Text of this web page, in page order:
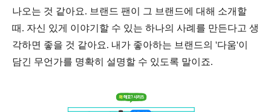
나오는 것 같아요. 브랜드 팬이 그 브랜드에 대해 소개할
때. 자신 있게 이야기할 수 있는 하나의 사례를 만든다고 생
각하면 좋을 것 같아요. 내가 좋아하는 브랜드의 '다움'이
담긴 무언가를 명확히 설명할 수 있도록 말이죠.